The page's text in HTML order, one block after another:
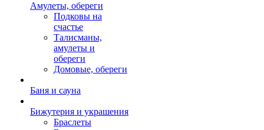
Амулеты, обереги
Подковы на
счастье
Талисманы,
амулеты и
обереги
Домовые, обереги
Баня и сауна
Бижутерия и украшения
Браслеты